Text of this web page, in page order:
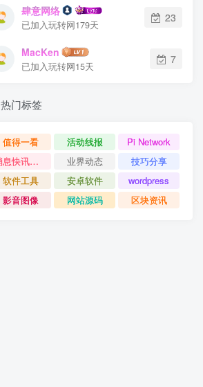
肆意网络
已加入玩转网179天
23
MacKen
已加入玩转网15天
7
热门标签
值得一看 活动线报
Pi Network
消息快讯查看更多 》》
业界动态
技巧分享
软件工具
安卓软件
wordpress
影音图像
网站源码 区块资讯